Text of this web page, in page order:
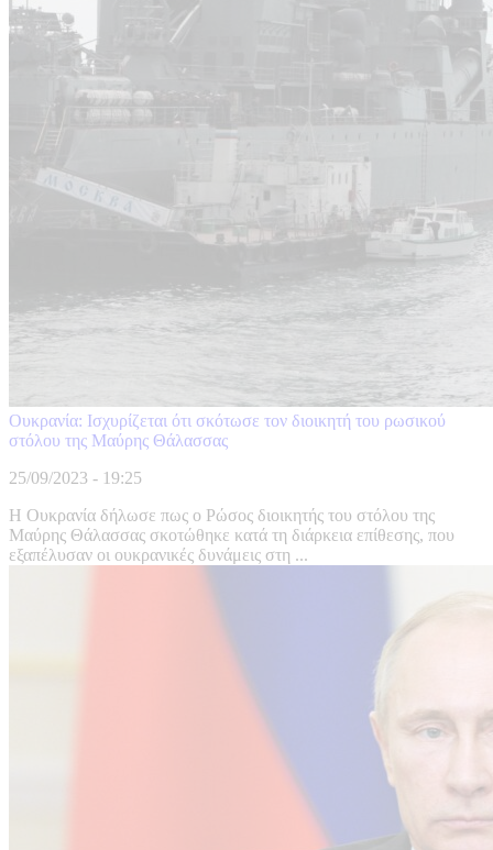
Ουκρανία: Ισχυρίζεται ότι σκότωσε τον διοικητή του ρωσικού
στόλου της Μαύρης Θάλασσας
25/09/2023 - 19:25
Η Ουκρανία δήλωσε πως ο Ρώσος διοικητής του στόλου της
Μαύρης Θάλασσας σκοτώθηκε κατά τη διάρκεια επίθεσης, που
εξαπέλυσαν οι ουκρανικές δυνάμεις στη ...